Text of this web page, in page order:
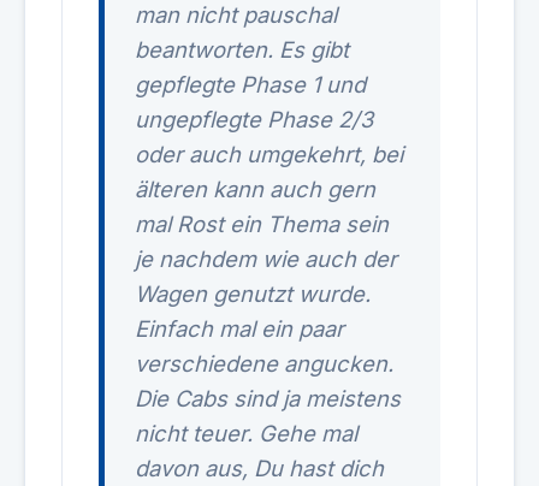
man nicht pauschal
beantworten. Es gibt
gepflegte Phase 1 und
ungepflegte Phase 2/3
oder auch umgekehrt, bei
älteren kann auch gern
mal Rost ein Thema sein
je nachdem wie auch der
Wagen genutzt wurde.
Einfach mal ein paar
verschiedene angucken.
Die Cabs sind ja meistens
nicht teuer. Gehe mal
davon aus, Du hast dich